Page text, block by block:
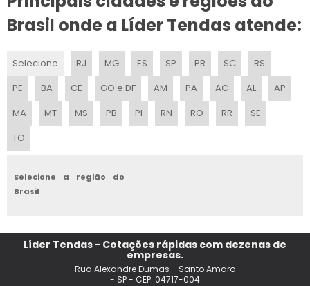
ALUGUEL DE TENDAS TRANSPARENTES
ALUGUEL DE TENDAS PARA FESTAS SP
TENDA DE PRAIA 2X2 SANFONADA
TENDA DE PRAIA
ALUGUEL DE TENDA PIRAMIDE
ALUGUEL DE TENDAS SP PRECO
TENDA DE PRAIA DOBRAVEL 4X4
Brasil onde a Líder Tendas atende:
Selecione RJ MG ES SP PR SC
RS
PE
BA CE GO e DF AM PA AC AL
AP
MA
MT MS PB PI RN RO RR
SE
TO
Selecione a região do
Brasil
Líder Tendas - Cotações rápidas com dezenas de
empresas.
Rua Alexandre Dumas - Santo Amaro
- SP - CEP: 04717-004